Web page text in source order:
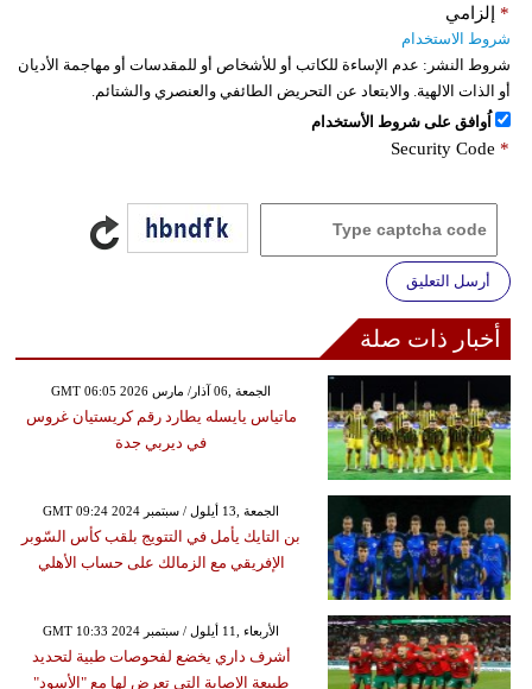
إلزامي *
شروط الاستخدام
شروط النشر: عدم الإساءة للكاتب أو للأشخاص أو للمقدسات أو مهاجمة الأديان
أو الذات الالهية. والابتعاد عن التحريض الطائفي والعنصري والشتائم.
اُوافق على شروط الأستخدام
Security Code *
أرسل التعليق
أخبار ذات صلة
GMT 06:05 2026 الجمعة ,06 آذار/ مارس
ماتياس يايسله يطارد رقم كريستيان غروس
في ديربي جدة
GMT 09:24 2024 الجمعة ,13 أيلول / سبتمبر
بن التايك يأمل في التتويج بلقب كأس السّوبر
الإفريقي مع الزمالك على حساب الأهلي
GMT 10:33 2024 الأربعاء ,11 أيلول / سبتمبر
أشرف داري يخضع لفحوصات طبية لتحديد
طبيعة الإصابة التي تعرض لها مع "الأسود"